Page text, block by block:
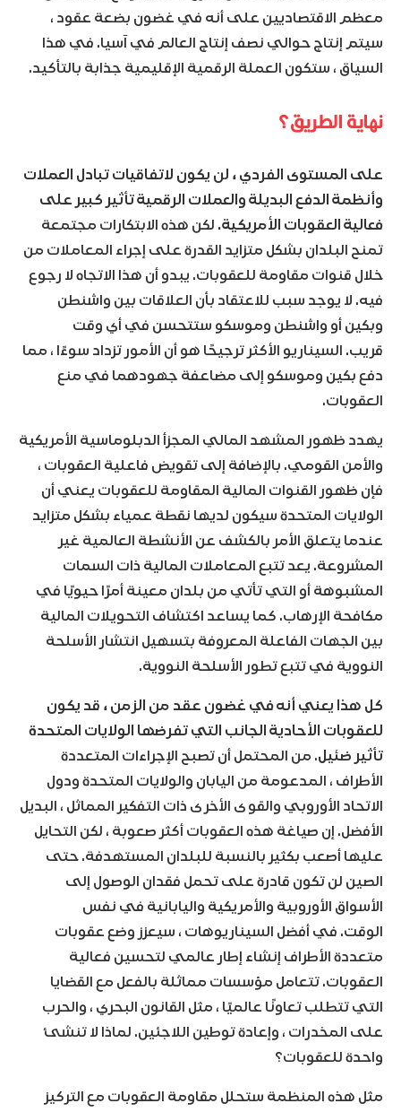
معظم الاقتصاديين على أنه في غضون بضعة عقود ،
سيتم إنتاج حوالي نصف إنتاج العالم في آسيا. في هذا
السياق ، ستكون العملة الرقمية الإقليمية جذابة بالتأكيد.
نهاية الطريق؟
على المستوى الفردي ، لن يكون لاتفاقيات تبادل العملات
وأنظمة الدفع البديلة والعملات الرقمية تأثير كبير على
فعالية العقوبات الأمريكية. لكن هذه الابتكارات مجتمعة
تمنح البلدان بشكل متزايد القدرة على إجراء المعاملات من
خلال قنوات مقاومة للعقوبات. يبدو أن هذا الاتجاه لا رجوع
فيه. لا يوجد سبب للاعتقاد بأن العلاقات بين واشنطن
وبكين أو واشنطن وموسكو ستتحسن في أي وقت
قريب. السيناريو الأكثر ترجيحًا هو أن الأمور تزداد سوءًا ، مما
دفع بكين وموسكو إلى مضاعفة جهودهما في منع
العقوبات.
يهدد ظهور المشهد المالي المجزأ الدبلوماسية الأمريكية
والأمن القومي. بالإضافة إلى تقويض فاعلية العقوبات ،
فإن ظهور القنوات المالية المقاومة للعقوبات يعني أن
الولايات المتحدة سيكون لديها نقطة عمياء بشكل متزايد
عندما يتعلق الأمر بالكشف عن الأنشطة العالمية غير
المشروعة. يعد تتبع المعاملات المالية ذات السمات
المشبوهة أو التي تأتي من بلدان معينة أمرًا حيويًا في
مكافحة الإرهاب. كما يساعد اكتشاف التحويلات المالية
بين الجهات الفاعلة المعروفة بتسهيل انتشار الأسلحة
النووية في تتبع تطور الأسلحة النووية.
كل هذا يعني أنه في غضون عقد من الزمن ، قد يكون
للعقوبات الأحادية الجانب التي تفرضها الولايات المتحدة
تأثير ضئيل. من المحتمل أن تصبح الإجراءات المتعددة
الأطراف ، المدعومة من اليابان والولايات المتحدة ودول
الاتحاد الأوروبي والقوى الأخرى ذات التفكير المماثل ، البديل
الأفضل. إن صياغة هذه العقوبات أكثر صعوبة ، لكن التحايل
عليها أصعب بكثير بالنسبة للبلدان المستهدفة. حتى
الصين لن تكون قادرة على تحمل فقدان الوصول إلى
الأسواق الأوروبية والأمريكية واليابانية في نفس
الوقت. في أفضل السيناريوهات ، سيعزز وضع عقوبات
متعددة الأطراف إنشاء إطار عالمي لتحسين فعالية
العقوبات. تتعامل مؤسسات مماثلة بالفعل مع القضايا
التي تتطلب تعاونًا عالميًا ، مثل القانون البحري ، والحرب
على المخدرات ، وإعادة توطين اللاجئين. لماذا لا تنشئ
واحدة للعقوبات؟
مثل هذه المنظمة ستحلل مقاومة العقوبات مع التركيز